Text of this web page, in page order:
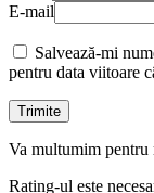
E-mail
Salvează-mi
pentru data viitoare
Va multumim pentru
Rating-ul este